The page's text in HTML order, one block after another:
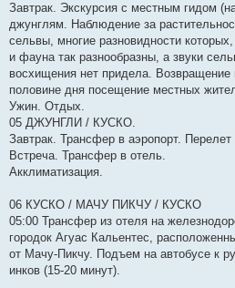
Завтрак. Экскурсия с местным гидом
джунглям. Наблюдение за
сельвы, многие разновидности
и фауна так разнообразны, а звуки
восхищения нет придела.
половине дня посещение местных
Ужин. Отдых.
05 ДЖУНГЛИ / КУСКО.
Завтрак. Трансфер в аэропорт. Перелет
Встреча. Трансфер в отель.
Акклиматизация.
06 КУСКО / МАЧУ ПИКЧУ / КУСКО
05:00 Трансфер из отеля на
городок Агуас Кальентес,
от Мачу-Пикчу. Подъем на автобусе к
инков (15-20 минут).